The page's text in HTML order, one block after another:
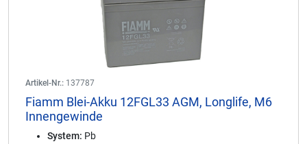
Artikel-Nr.: 137787
Fiamm Blei-Akku 12FGL33 AGM, Longlife, M6
Innengewinde
System: Pb